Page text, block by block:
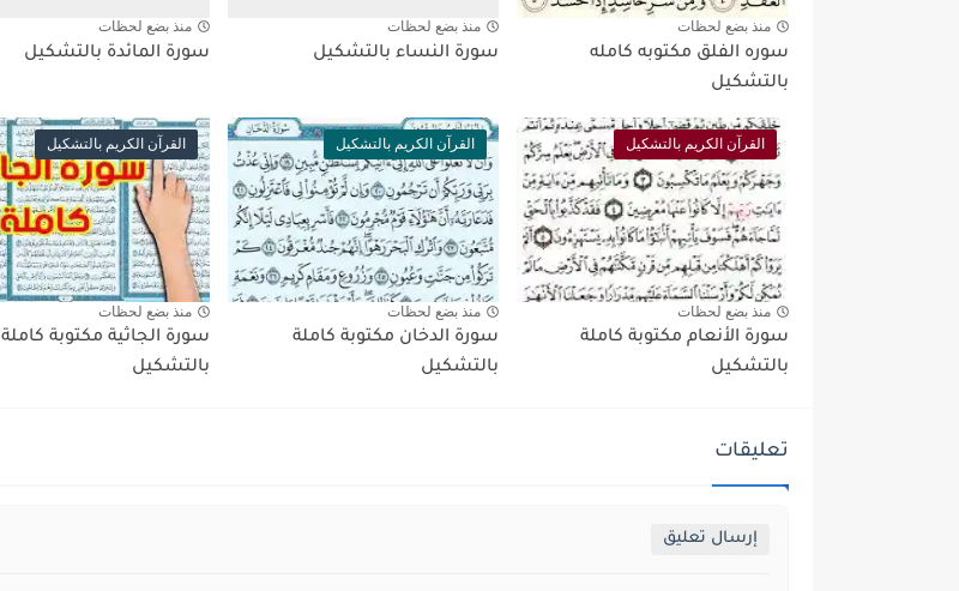
منذ بضع لحظات
سوره الفلق مكتوبه كامله
بالتشكيل
منذ بضع لحظات
سورة النساء بالتشكيل
منذ بضع لحظات
سورة المائدة بالتشكيل
القرآن الكريم بالتشكيل
منذ بضع لحظات
سورة الأنعام مكتوبة كاملة
بالتشكيل
القرآن الكريم بالتشكيل
منذ بضع لحظات
سورة الدخان مكتوبة كاملة
بالتشكيل
القرآن الكريم بالتشكيل
منذ بضع لحظات
سورة الجاثية مكتوبة كاملة
بالتشكيل
تعليقات
إرسال تعليق